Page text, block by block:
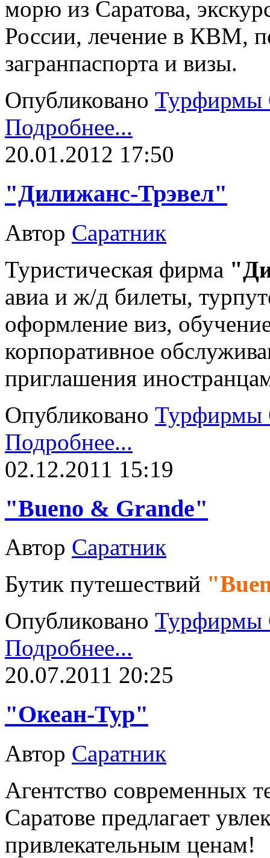
морю из Саратова,
России, лечение в КВМ,
загранпаспорта и визы.
Опубликовано Турфирмы
Подробнее...
20.01.2012 17:50
"Дилижанс-Трэвел"
Автор Саратник
Туристическая фирма
авиа и ж/д билеты,
оформление виз,
корпоративное
приглашения
Опубликовано Турфирмы
Подробнее...
02.12.2011 15:19
"Bueno & Grande"
Автор Саратник
Бутик путешествий
Опубликовано Турфирмы
Подробнее...
20.07.2011 20:25
"Океан-Тур"
Автор Саратник
Агентство современных
Саратове предлагает
привлекательным ценам!